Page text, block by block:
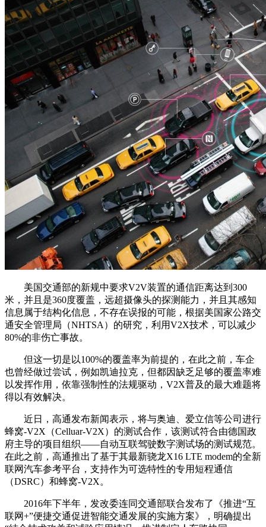
美国交通部的新规中要求V2V装置的通信距离达到300
米，并且是360度覆盖，远超摄像头的探测能力，并且其感知
信息属于结构化信息，不存在误报的可能，根据美国家公路交
通安全管理局（NHTSA）的研究，利用V2X技术，可以减少
80%的非伤亡事故。
但这一切是以100%的覆盖率为前提的，在此之前，车企
也曾经做过尝试，例如凯迪拉克，但都因缺乏足够的覆盖率难
以发挥作用，依靠强制性的法规驱动，V2X普及的最大难题将
得以有效解决。
近日，高通发布新闻表示，将与奥迪、爱立信等公司进行
蜂窝-V2X（Celluar-V2X）的测试合作，该测试符合由德国政
府主导的项目组织——自动互联驾驶数字测试场的测试规范。
在此之前，高通推出了基于其最新骁龙X16 LTE modem的全新
联网汽车参考平台，支持作为可选特性的专用短程通信
（DSRC）和蜂窝-V2X。
2016年下半年，发改委连同交通部联合发布了《推进“互
联网+”便捷交通促进智能交通发展的实施方案》，明确提出